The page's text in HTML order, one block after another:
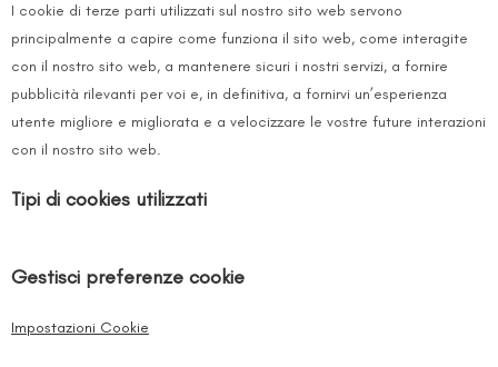
I cookie di terze parti utilizzati sul nostro sito web servono
principalmente a capire come funziona il sito web, come interagite
con il nostro sito web, a mantenere sicuri i nostri servizi, a fornire
pubblicità rilevanti per voi e, in definitiva, a fornirvi un’esperienza
utente migliore e migliorata e a velocizzare le vostre future interazioni
con il nostro sito web.
Tipi di cookies utilizzati
Gestisci preferenze cookie
Impostazioni Cookie